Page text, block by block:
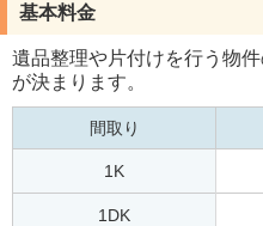
基本料金
遺品整理や片付けを行う物
が決まります。
間取り
1K
1DK